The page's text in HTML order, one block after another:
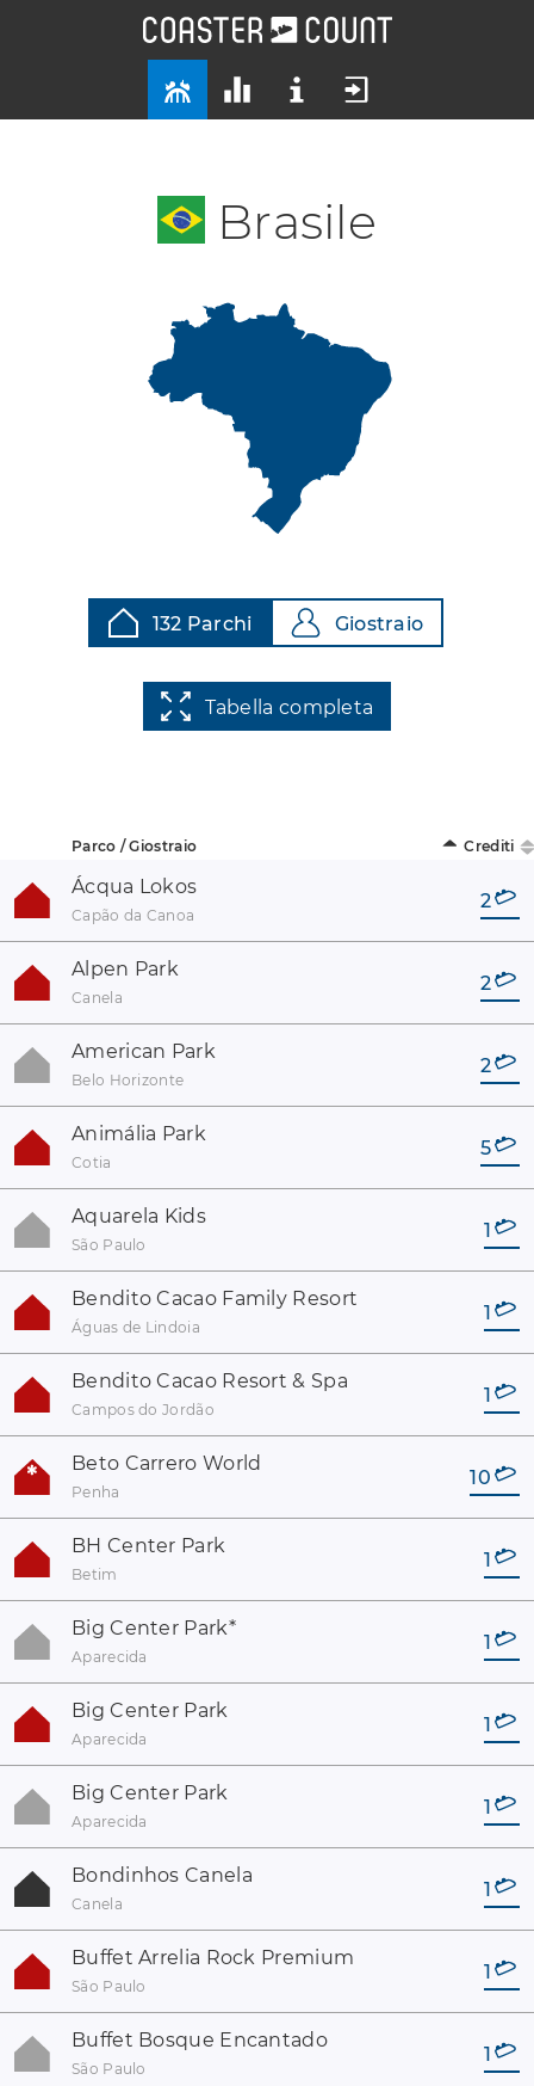
Brasile
132 Parchi Giostraio
Tabella completa
Parco / Giostraio Crediti
Ácqua Lokos
Capão da Canoa
2
Alpen Park
Canela
2
American Park
Belo Horizonte
2
Animália Park
Cotia
5
Aquarela Kids
São Paulo
1
Bendito Cacao Family Resort
Águas de Lindoia
1
Bendito Cacao Resort & Spa
Campos do Jordão
1
Beto Carrero World
Penha
10
BH Center Park
Betim
1
Big Center Park*
Aparecida
1
Big Center Park
Aparecida
1
Big Center Park
Aparecida
1
Bondinhos Canela
Canela
1
Buffet Arrelia Rock Premium
São Paulo
1
Buffet Bosque Encantado
São Paulo
1